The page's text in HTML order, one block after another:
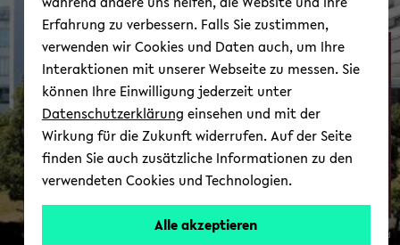
Ab­tei­lung Psy­cho­lo­gie
© Uni­ver­si­tät Bie­le­feld
Erfahrung zu verbessern. Falls Sie zustimmen,
verwenden wir Cookies und Daten auch, um Ihre
Interaktionen mit unserer Webseite zu messen. Sie
können Ihre Einwilligung jederzeit unter
Datenschutzerklärung einsehen und mit der
Wirkung für die Zukunft widerrufen. Auf der Seite
finden Sie auch zusätzliche Informationen zu den
verwendeten Cookies und Technologien.
Alle akzeptieren